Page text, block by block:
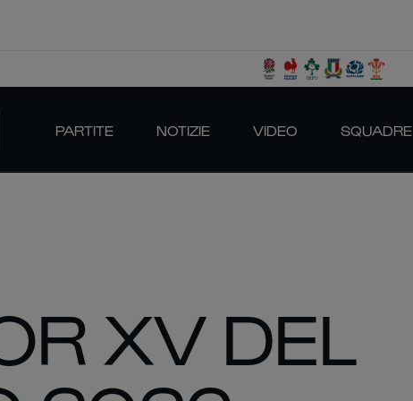
PARTITE NOTIZIE VIDEO SQUADRE
XV DEL